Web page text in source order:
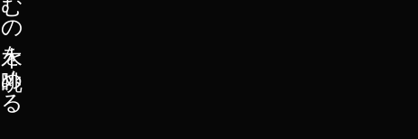
ねむの木を眺める